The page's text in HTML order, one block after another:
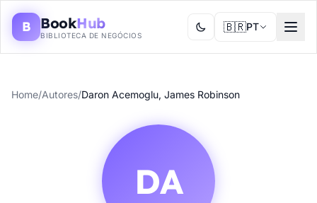
B BookHub
BIBLIOTECA DE NEGÓCIOS
🇧🇷PT
Home/Autores/Daron Acemoglu, James Robinson
DA